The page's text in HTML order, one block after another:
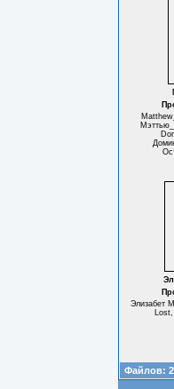
Элизабет
Файлов: